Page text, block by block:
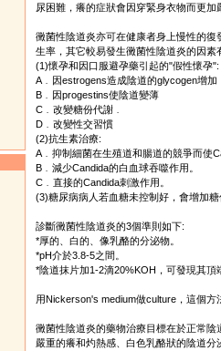
尿困難，癢的症狀會因穿緊身衣物而更加
黴菌性陰道炎亦可在健康者身上慢性的
生率，其它較易發生黴菌性陰道炎的因素
(1)懷孕和因口服避孕藥引起的"假性懷孕":
A﹒因estrogens造成陰道的glycogen增加
B﹒因progestins使陰道變薄
C﹒改變糖份代謝﹒
D﹒改變性交習慣
(2)抗生素治療:
A﹒抑制細菌在生殖道和腸道的競爭而使
B﹒減少Candida的白血球吞噬作用。
C﹒直接的Candida刺激作用。
(3)糖尿病病人若血糖未控制好，會增加
診斷黴菌性陰道炎的3個準則如下:
*厚的、白的、像乳酪的分泌物。
*pH介於3.8-5之間。
*陰道抹片加1-2滴20%KOH，可發現其
用Nickerson's medium做culture，這個
黴菌性陰道炎的藥物治療目標在於正常
嚴重的癢和灼熱感、白色乳酪狀的陰道